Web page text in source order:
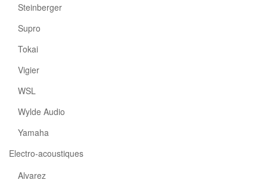
Steinberger
Supro
Tokai
Vigier
WSL
Wylde Audio
Yamaha
Electro-acoustiques
Alvarez